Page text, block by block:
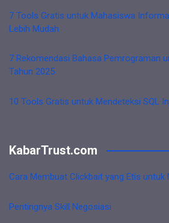
7 Tools Gratis untuk Mahasiswa
Lebih Mudah
7 Rekomendasi Bahasa Pemrograman
Tahun 2025
10 Tools Gratis untuk Mendeteksi SQL
KabarTrust.com
Cara Membuat Clickbait yang Etis untuk
Pentingnya Skill Negosiasi